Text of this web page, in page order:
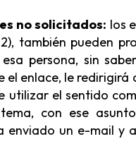
no solicitados: los
también pueden
persona, sin
el enlace, le
utilizar el sentido
con ese
enviado un e-mail y